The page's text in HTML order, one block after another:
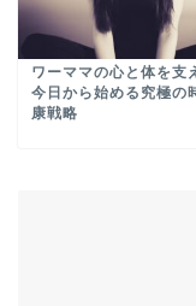
ワーママの心と体を支
今日から始める究極の
康戦略